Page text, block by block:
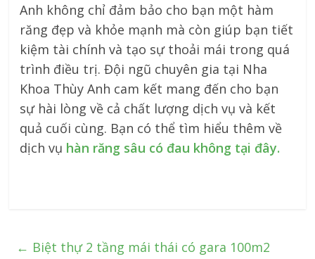
Anh không chỉ đảm bảo cho bạn một hàm
răng đẹp và khỏe mạnh mà còn giúp bạn tiết
kiệm tài chính và tạo sự thoải mái trong quá
trình điều trị. Đội ngũ chuyên gia tại Nha
Khoa Thùy Anh cam kết mang đến cho bạn
sự hài lòng về cả chất lượng dịch vụ và kết
quả cuối cùng. Bạn có thể tìm hiểu thêm về
dịch vụ hàn răng sâu có đau không tại đây.
← Biệt thự 2 tầng mái thái có gara 100m2